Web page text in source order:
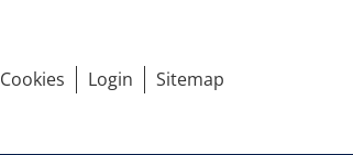
Cookies Login Sitemap